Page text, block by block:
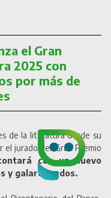
el Gran
2025 con
por más de
de la literatura desde su
el jurado del Gran Premio
con un nuevo
y galardonados.